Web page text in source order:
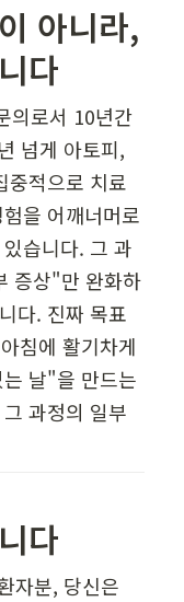
아니라,
다
의로서 10년간
넘게 아토피,
중적으로 치료
을 어깨너머로
습니다. 그 과
증상"만 완화하
다. 진짜 목표
침에 활기차게
날"을 만드는
과정의 일부
다
자분, 당신은